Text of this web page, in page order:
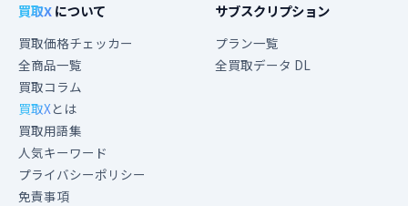
買取Xについて
買取価格チェッカー
全商品一覧
買取コラム
買取Xとは
買取用語集
人気キーワード
プライバシーポリシー
免責事項
サブスクリプション
プラン一覧
全買取データ DL